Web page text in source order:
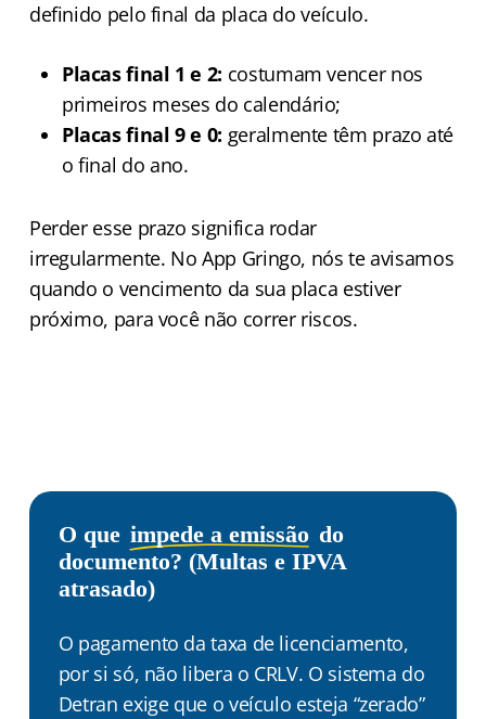
definido pelo final da placa do veículo.
Placas final 1 e 2: costumam vencer nos
primeiros meses do calendário;
Placas final 9 e 0: geralmente têm prazo até
o final do ano.
Perder esse prazo significa rodar
irregularmente. No App Gringo, nós te avisamos
quando o vencimento da sua placa estiver
próximo, para você não correr riscos.
O que impede a emissão do
documento? (Multas e IPVA
atrasado)
O pagamento da taxa de licenciamento,
por si só, não libera o CRLV. O sistema do
Detran exige que o veículo esteja “zerado”